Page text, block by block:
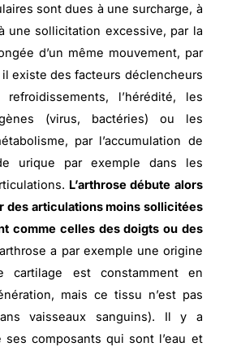
sont dues à une surcharge, à
une sollicitation excessive, par la
d’un même mouvement, par
existe des facteurs déclencheurs
l’hérédité, les
(virus, bactéries) ou les
par l’accumulation de
urique par exemple dans les
L’arthrose débute alors
des articulations moins sollicitées
comme celles des doigts ou des
a par exemple une origine
cartilage est constamment en
mais ce tissu n’est pas
vaisseaux sanguins). Il y a
composants qui sont l’eau et